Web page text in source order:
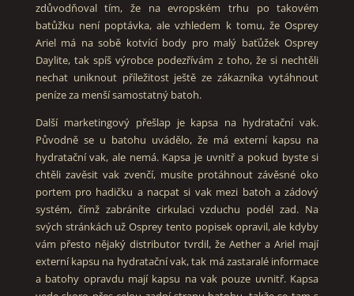
zdůvodňoval tím, že na evropském trhu po takovém
batůžku není poptávka, ale vzhledem k tomu, že Osprey
Ariel má na sobě kotvící body pro malý baťůžek Osprey
Daylite, tak spíš výrobce podezřívám z toho, že si nechtěli
nechat uniknout příležitost ještě ze zákazníka vytáhnout
peníze za menší samostatný batoh.
Další marketingový přešlap je kapsa na hydratační vak.
Původně se u batohu uvádělo, že má externí kapsu na
hydratační vak, ale nemá. Kapsa je uvnitř a pokud byste si
chtěli zavěsit vak zvenčí, musíte protáhnout závěsné oko
portem pro hadičku a nacpat si vak mezi batoh a zádový
systém, čímž zabráníte cirkulaci vzduchu podél zad. Na
svých stránkách už Osprey tento popisek opravil, ale kdyby
vám přesto nějaký distributor tvrdil, že Aether a Ariel mají
externí kapsu na hydratační vak, tak má zastaralé informace
a batohy opravdu mají kapsu na vak pouze uvnitř. Kapsa